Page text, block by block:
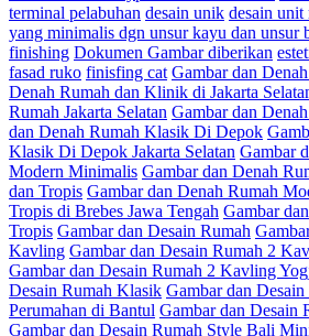
terminal pelabuhan desain unik desain unit
yang minimalis dgn unsur kayu dan unsur
finishing Dokumen Gambar diberikan
fasad ruko finisfing cat Gambar dan
Denah Rumah dan Klinik di Jakarta
Rumah Jakarta Selatan Gambar dan
dan Denah Rumah Klasik Di Depok
Klasik Di Depok Jakarta Selatan Gambar
Modern Minimalis Gambar dan Denah
dan Tropis Gambar dan Denah Rumah
Tropis di Brebes Jawa Tengah Gambar
Tropis Gambar dan Desain Rumah
Kavling Gambar dan Desain Rumah 2
Gambar dan Desain Rumah 2 Kavling
Desain Rumah Klasik Gambar dan
Perumahan di Bantul Gambar dan Desain
Gambar dan Desain Rumah Style Bali